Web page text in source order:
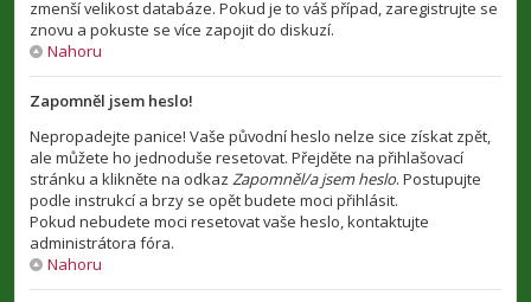
zmenší velikost databáze. Pokud je to váš případ, zaregistrujte se
znovu a pokuste se více zapojit do diskuzí.
Nahoru
Zapomněl jsem heslo!
Nepropadejte panice! Vaše původní heslo nelze sice získat zpět,
ale můžete ho jednoduše resetovat. Přejděte na přihlašovací
stránku a klikněte na odkaz Zapomněl/a jsem heslo. Postupujte
podle instrukcí a brzy se opět budete moci přihlásit.
Pokud nebudete moci resetovat vaše heslo, kontaktujte
administrátora fóra.
Nahoru